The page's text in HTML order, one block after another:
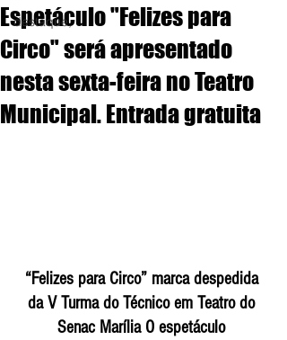
destaque,
Espetáculo "Felizes para
Circo" será apresentado
nesta sexta-feira no Teatro
Municipal. Entrada gratuita
“Felizes para Circo” marca despedida
da V Turma do Técnico em Teatro do
Senac Marília O espetáculo